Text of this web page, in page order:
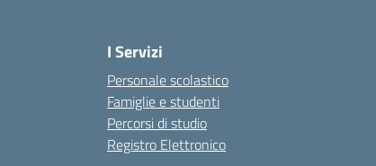
I Servizi
Personale scolastico
Famiglie e studenti
Percorsi di studio
Registro Elettronico